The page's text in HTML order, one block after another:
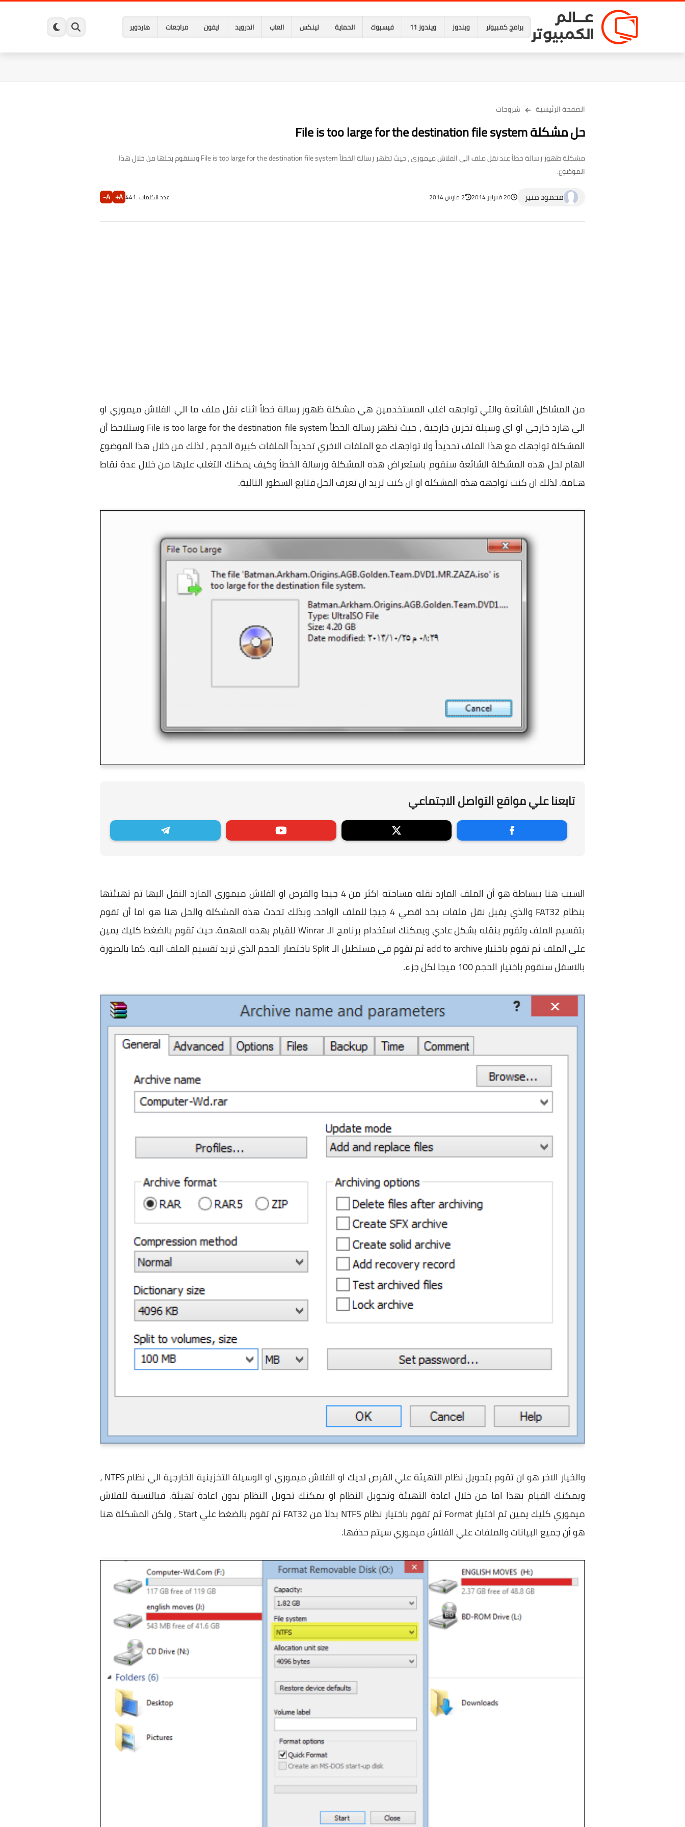
برامج كمبيوتر ويندوز ويندوز 11 فيسبوك الحماية لينكس العاب اندرويد ايفون مراجعات هاردوير
الصفحة الرئيسية شروحات
حل مشكلة File is too large for the destination file system
مشكلة ظهور رسالة خطأ عند نقل ملف الي الفلاش ميموري ، حيث تظهر رسالة الخطأ File is too large for the destination file system وسنقوم بحلها من خلال هذا
الموضوع.
محمود منير 20 فبراير 2014 2 مارس 2014 عدد الكلمات :441
A+
A-
من المشاكل الشائعة والتي تواجهه اغلب المستخدمين هي مشكلة ظهور رسالة خطأ اثناء نقل ملف ما الي الفلاش ميموري او
الي هارد خارجي او اي وسيلة تخزين خارجية ، حيث تظهر رسالة الخطأ File is too large for the destination file system وستلاحظ أن
المشكلة تواجهك مع هذا الملف تحديداً ولا تواجهك مع الملفات الاخري تحديداً الملفات كبيرة الحجم ، لذلك من خلال هذا الموضوع
الهام لحل هذه المشكلة الشائعة سنقوم باستعراض هذه المشكلة ورسالة الخطأ وكيف يمكنك التغلب عليها من خلال عدة نقاط
هـامة. لذلك ان كنت تواجهه هذه المشكلة او ان كنت تريد ان تعرف الحل فتابع السطور التالية.
تابعنا علي مواقع التواصل الاجتماعي
السبب هنا ببساطة هو أن الملف المارد نقله مساحته اكثر من 4 جيجا والقرص او الفلاش ميموري المارد النقل اليها تم تهيئتها
بنظام FAT32 والذي يقبل نقل ملفات بحد اقصي 4 جيجا للملف الواحد. وبذلك تحدث هذه المشكلة والحل هنا هو اما أن تقوم
بتقسيم الملف وتقوم بنقله بشكل عادي ويمكنك استخدام برنامج الـ Winrar للقيام بهذه المهمة. حيث تقوم بالضغط كليك يمين
علي الملف ثم تقوم باختيار add to archive ثم تقوم في مستطيل الـ Split باختصار الحجم الذي تريد تقسيم الملف اليه. كما بالصورة
بالاسفل سنقوم باختيار الحجم 100 ميجا لكل جزء.
والخيار الاخر هو ان تقوم بتحويل نظام التهيئة علي القرص لديك او الفلاش ميموري او الوسيلة التخزينية الخارجية الي نظام NTFS ،
ويمكنك القيام بهذا اما من خلال اعادة التهيئة وتحويل النظام او يمكنك تحويل النظام بدون اعادة تهيئة. فبالنسبة للفلاش
ميموري كليك يمين ثم اختيار Format ثم تقوم باختيار نظام NTFS بدلاً من FAT32 ثم تقوم بالضغط علي Start ، ولكن المشكلة هنا
هو أن جميع البيانات والملفات علي الفلاش ميموري سيتم حذفها.